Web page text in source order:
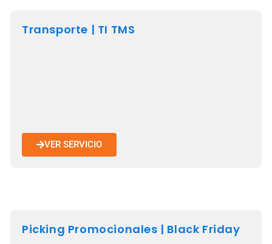
Transporte | TI TMS
VER SERVICIO
Picking Promocionales | Black Friday